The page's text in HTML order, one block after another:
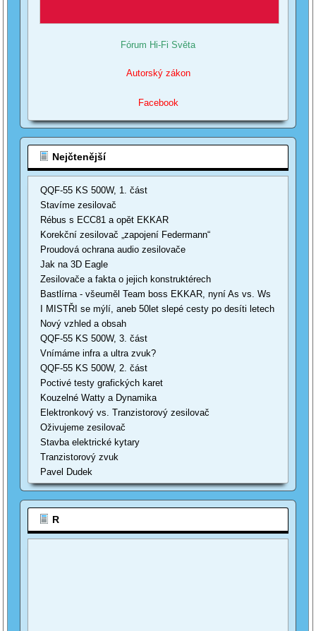
Fórum Hi-Fi Světa
Autorský zákon
Facebook
Nejčtenější
QQF-55 KS 500W, 1. část
Stavíme zesilovač
Rébus s ECC81 a opět EKKAR
Korekční zesilovač „zapojení Federmann“
Proudová ochrana audio zesilovače
Jak na 3D Eagle
Zesilovače a fakta o jejich konstruktérech
Bastlírna - všeuměl Team boss EKKAR, nyní As vs. Ws
I MISTŘI se mýlí, aneb 50let slepé cesty po desíti letech
Nový vzhled a obsah
QQF-55 KS 500W, 3. část
Vnímáme infra a ultra zvuk?
QQF-55 KS 500W, 2. část
Poctivé testy grafických karet
Kouzelné Watty a Dynamika
Elektronkový vs. Tranzistorový zesilovač
Oživujeme zesilovač
Stavba elektrické kytary
Tranzistorový zvuk
Pavel Dudek
R